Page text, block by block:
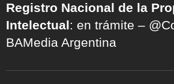
Registro Nacional de la
Intelectual: en trámite –
BAMedia Argentina